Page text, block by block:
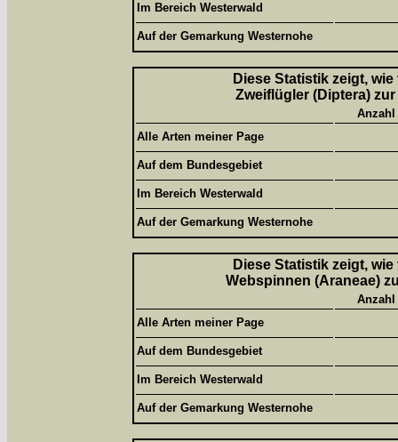
Im Bereich Westerwald
Auf der Gemarkung Westernohe
Diese Statistik zeigt,
Zweiflügler (Diptera)
Alle Arten meiner Page
Auf dem Bundesgebiet
Im Bereich Westerwald
Auf der Gemarkung Westernohe
Diese Statistik zeigt,
Webspinnen (Araneae)
Alle Arten meiner Page
Auf dem Bundesgebiet
Im Bereich Westerwald
Auf der Gemarkung Westernohe